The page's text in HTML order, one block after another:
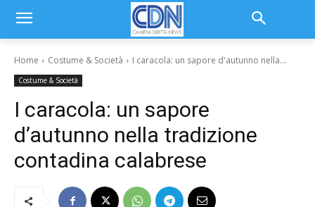
Home Costume & Società I caracola: un sapore d'autunno nella...
Costume & Società
I caracola: un sapore
d’autunno nella tradizione
contadina calabrese